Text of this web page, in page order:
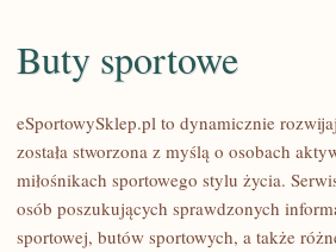
Buty sportowe
eSportowySklep.pl to dynamicznie
została stworzona z myślą o osobach
miłośnikach sportowego stylu życia.
osób poszukujących sprawdzonych
sportowej, butów sportowych, a także